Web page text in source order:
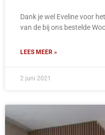
Dank je wel Eveline voor
van de bij ons bestelde
LEES MEER »
2 juni 2021